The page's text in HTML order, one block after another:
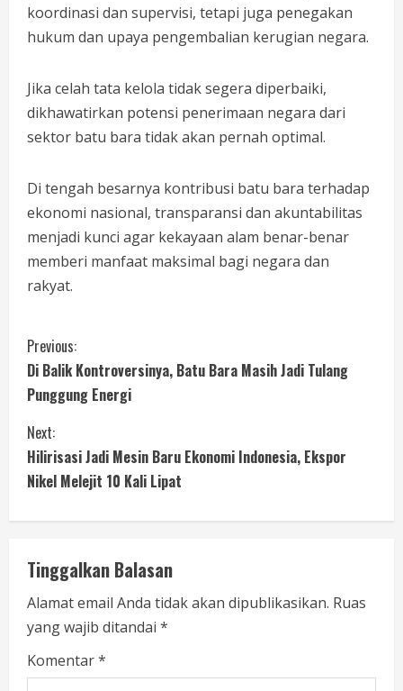
koordinasi dan supervisi, tetapi juga penegakan
hukum dan upaya pengembalian kerugian negara.
Jika celah tata kelola tidak segera diperbaiki,
dikhawatirkan potensi penerimaan negara dari
sektor batu bara tidak akan pernah optimal.
Di tengah besarnya kontribusi batu bara terhadap
ekonomi nasional, transparansi dan akuntabilitas
menjadi kunci agar kekayaan alam benar-benar
memberi manfaat maksimal bagi negara dan
rakyat.
Previous:
Di Balik Kontroversinya, Batu Bara Masih Jadi Tulang
Punggung Energi
Next:
Hilirisasi Jadi Mesin Baru Ekonomi Indonesia, Ekspor
Nikel Melejit 10 Kali Lipat
Tinggalkan Balasan
Alamat email Anda tidak akan dipublikasikan. Ruas
yang wajib ditandai *
Komentar*